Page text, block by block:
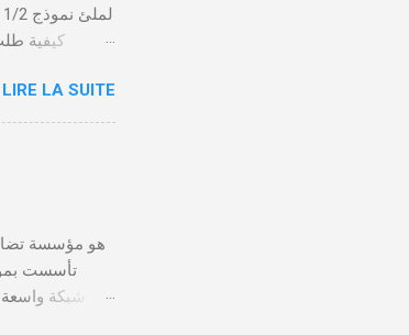
الأداء 20 درهم عن طريق البطاقة البنكية. تأكيد العملية . استلام النموذج في مدة أقصاها 24 ساعة . 🤔
LIRE LA SUITE